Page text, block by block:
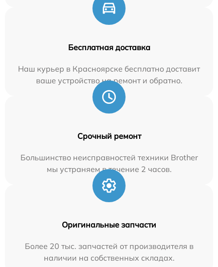
Бесплатная доставка
Наш курьер в Красноярске бесплатно доставит
ваше устройство на ремонт и обратно.
Срочный ремонт
Большинство неисправностей техники Brother
мы устраняем в течение 2 часов.
Оригинальные запчасти
Более 20 тыс. запчастей от производителя в
наличии на собственных складах.